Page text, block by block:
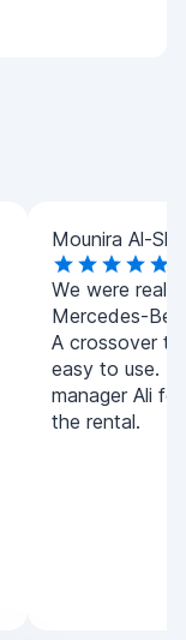
Mounira Al-
We were
Mercedes-
A crossover
easy to use.
manager Ali
the rental.